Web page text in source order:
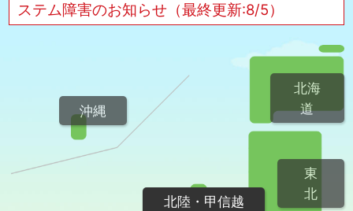
ステム障害のお知らせ（最終更新:8/5）
北海
道
東
北
北陸・甲信越
沖縄